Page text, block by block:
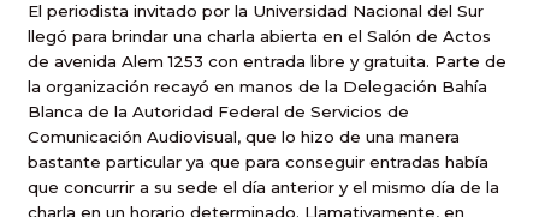
El periodista invitado por la Universidad Nacional del Sur
llegó para brindar una charla abierta en el Salón de Actos
de avenida Alem 1253 con entrada libre y gratuita. Parte de
la organización recayó en manos de la Delegación Bahía
Blanca de la Autoridad Federal de Servicios de
Comunicación Audiovisual, que lo hizo de una manera
bastante particular ya que para conseguir entradas había
que concurrir a su sede el día anterior y el mismo día de la
charla en un horario determinado. Llamativamente, en